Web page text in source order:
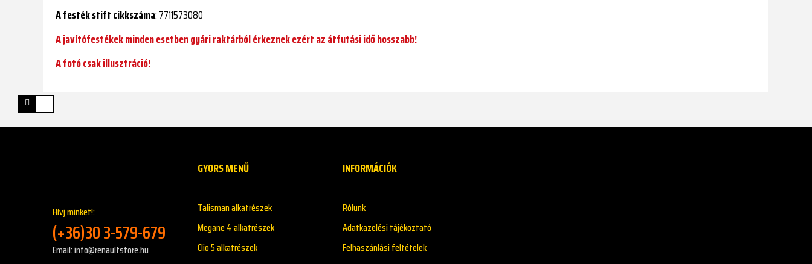
A festék stift cikkszáma: 7711573080
A javítófestékek minden esetben gyári raktárból érkeznek ezért az átfutási idő hosszabb!
A fotó csak illusztráció!
Hívj minket!:
(+36)30 3-579-679
Email: info@renaultstore.hu
GYORS MENŰ
Talisman alkatrészek
Megane 4 alkatrészek
Clio 5 alkatrészek
INFORMÁCIÓK
Rólunk
Adatkazelési tájékoztató
Felhaszánlási feltételek